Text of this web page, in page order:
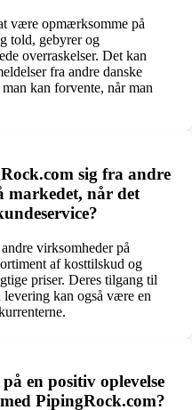
være opmærksomme på
told, gebyrer og
overraskelser. Det kan
fra andre danske
kan forvente, når man
sig fra andre
markedet, når det
virksomheder på
af kosttilskud og
priser. Deres tilgang til
kan også være en
en positiv oplevelse
PipingRock.com?